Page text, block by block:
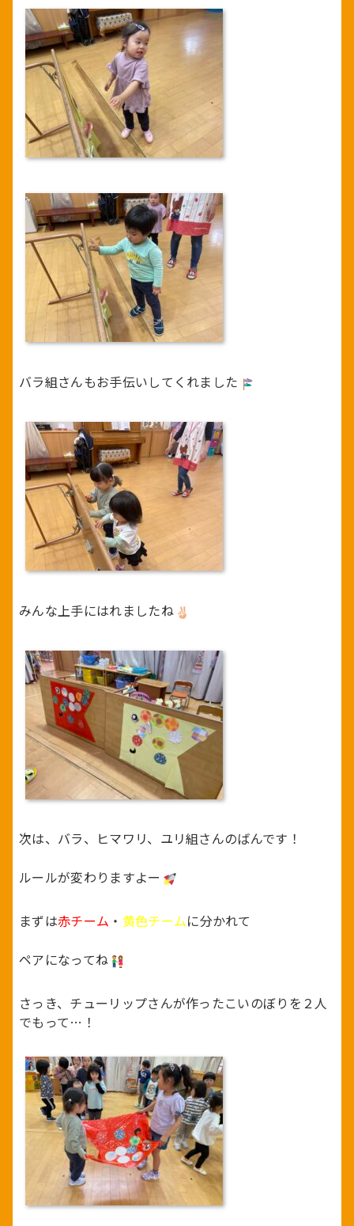
バラ組さんもお手伝いしてくれました
みんな上手にはれましたね
次は、バラ、ヒマワリ、ユリ組さんのばんです！
ルールが変わりますよー
まずは赤チーム ・ 黄色チームに分かれて
ペアになってね
さっき、チューリップさんが作ったこいのぼりを２人
でもって…！